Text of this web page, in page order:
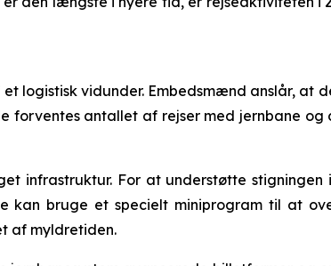
logistisk vidunder. Embedsmænd anslår, at
forventes antallet af rejser med jernbane
infrastruktur. For at understøtte
kan bruge et specielt miniprogram til at
af myldretiden.